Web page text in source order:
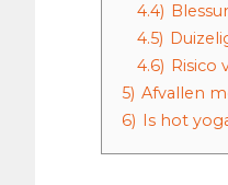
4.4)
4.5)
4.6) Risico
5) Afvallen
6) Is hot